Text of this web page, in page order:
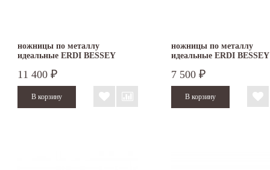
ножницы по металлу
идеальные ERDI BESSEY
11 400 ₽
ножницы по металлу
идеальные ERDI BESSEY
7 500 ₽